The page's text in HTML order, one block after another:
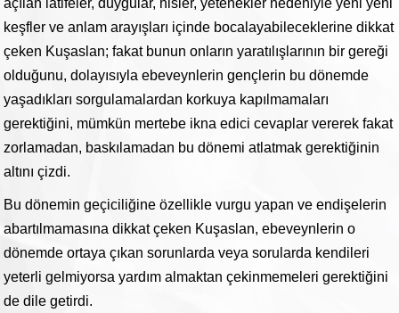
açılan latifeler, duygular, hisler, yetenekler nedeniyle yeni yeni
keşfler ve anlam arayışları içinde bocalayabileceklerine dikkat
çeken Kuşaslan; fakat bunun onların yaratılışlarının bir gereği
olduğunu, dolayısıyla ebeveynlerin gençlerin bu dönemde
yaşadıkları sorgulamalardan korkuya kapılmamaları
gerektiğini, mümkün mertebe ikna edici cevaplar vererek fakat
zorlamadan, baskılamadan bu dönemi atlatmak gerektiğinin
altını çizdi.
Bu dönemin geçiciliğine özellikle vurgu yapan ve endişelerin
abartılmamasına dikkat çeken Kuşaslan, ebeveynlerin o
dönemde ortaya çıkan sorunlarda veya sorularda kendileri
yeterli gelmiyorsa yardım almaktan çekinmemeleri gerektiğini
de dile getirdi.